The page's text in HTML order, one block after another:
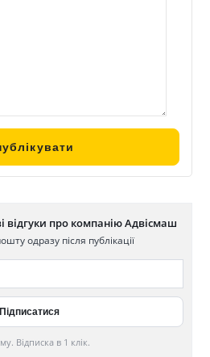
відгуки про компанію Адвісмаш
одразу після публікації
Відписка в 1 клік.